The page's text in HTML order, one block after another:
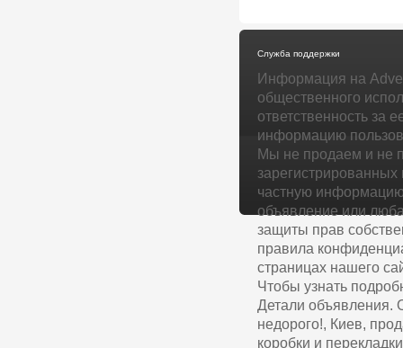
Служба поддержки
Информация на
общественного
ответственность за
информацию
Мы не продаем и не
частную информацию
объявление или
защиты прав
правила
страницах нашего
Чтобы узнать
Детали объявления.
недорого!, Киев,
коробки и